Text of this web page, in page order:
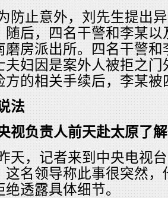
防止意外，刘先生提出
随后，四名干警和李某
磨房派出所。四名干警
夫妇因是案外人被拒之
方的相关手续后，李某被
法
视负责人前天赴太原了
天，记者来到中央电视
这名领导称此事很突然
绝透露具体细节。